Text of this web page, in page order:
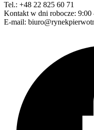
Tel.: +48 22 825 60 71
Kontakt w dni robocze: 9:00
E-mail: